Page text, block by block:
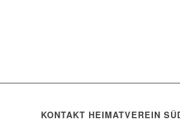
KONTAKT HEIMATVEREIN